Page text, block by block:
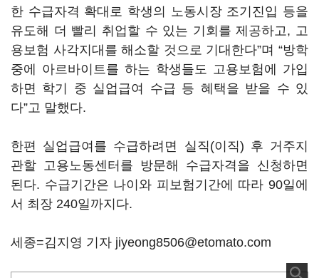
한 수급자격 확대로 학생의 노동시장 조기진입 등을
유도해 더 빨리 취업할 수 있는 기회를 제공하고, 고
용보험 사각지대를 해소할 것으로 기대한다”며 “방학
중에 아르바이트를 하는 학생들도 고용보험에 가입
하면 학기 중 실업급여 수급 등 혜택을 받을 수 있
다”고 말했다.
한편 실업급여를 수급하려면 실직(이직) 후 거주지
관할 고용노동센터를 방문해 수급자격을 신청하면
된다. 수급기간은 나이와 피보험기간에 따라 90일에
서 최장 240일까지다.
세종=김지영 기자 jiyeong8506@etomato.com